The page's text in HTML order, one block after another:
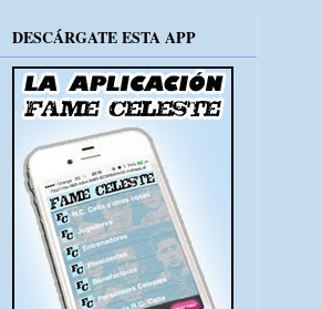
DESCÁRGATE ESTA APP